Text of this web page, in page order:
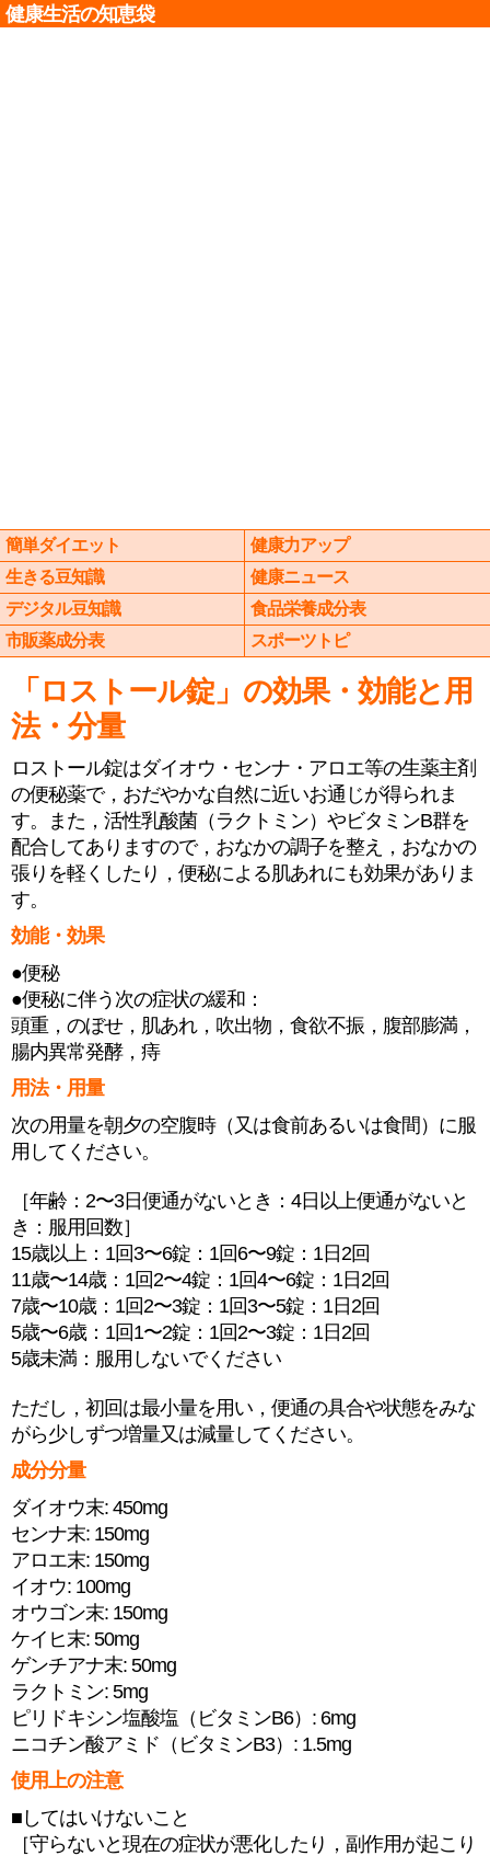
健康生活の知恵袋
簡単ダイエット
健康力アップ
生きる豆知識
健康ニュース
デジタル豆知識
食品栄養成分表
市販薬成分表
スポーツトピ
「ロストール錠」の効果・効能と用
法・分量
ロストール錠はダイオウ・センナ・アロエ等の生薬主剤
の便秘薬で，おだやかな自然に近いお通じが得られま
す。また，活性乳酸菌（ラクトミン）やビタミンB群を
配合してありますので，おなかの調子を整え，おなかの
張りを軽くしたり，便秘による肌あれにも効果がありま
す。
効能・効果
●便秘
●便秘に伴う次の症状の緩和：
頭重，のぼせ，肌あれ，吹出物，食欲不振，腹部膨満，
腸内異常発酵，痔
用法・用量
次の用量を朝夕の空腹時（又は食前あるいは食間）に服
用してください。
［年齢：2〜3日便通がないとき：4日以上便通がないと
き：服用回数］
15歳以上：1回3〜6錠：1回6〜9錠：1日2回
11歳〜14歳：1回2〜4錠：1回4〜6錠：1日2回
7歳〜10歳：1回2〜3錠：1回3〜5錠：1日2回
5歳〜6歳：1回1〜2錠：1回2〜3錠：1日2回
5歳未満：服用しないでください
ただし，初回は最小量を用い，便通の具合や状態をみな
がら少しずつ増量又は減量してください。
成分分量
ダイオウ末: 450mg
センナ末: 150mg
アロエ末: 150mg
イオウ: 100mg
オウゴン末: 150mg
ケイヒ末: 50mg
ゲンチアナ末: 50mg
ラクトミン: 5mg
ピリドキシン塩酸塩（ビタミンB6）: 6mg
ニコチン酸アミド（ビタミンB3）: 1.5mg
使用上の注意
■してはいけないこと
［守らないと現在の症状が悪化したり，副作用が起こり